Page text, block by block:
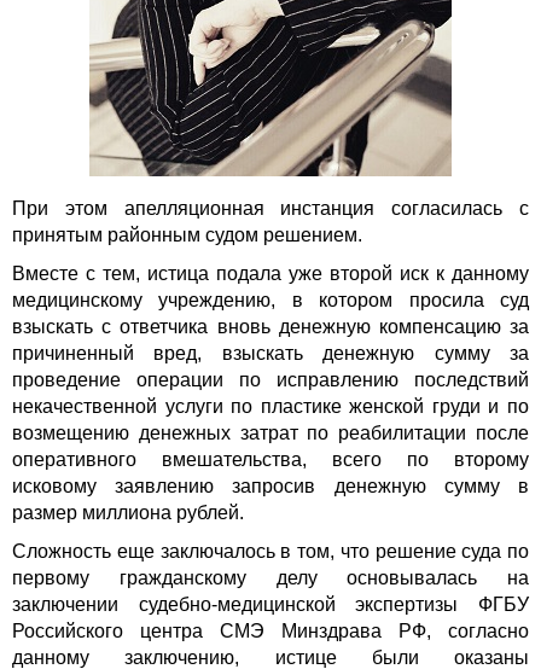
При этом апелляционная инстанция согласилась с
принятым районным судом решением.
Вместе с тем, истица подала уже второй иск к данному
медицинскому учреждению, в котором просила суд
взыскать с ответчика вновь денежную компенсацию за
причиненный вред, взыскать денежную сумму за
проведение операции по исправлению последствий
некачественной услуги по пластике женской груди и по
возмещению денежных затрат по реабилитации после
оперативного вмешательства, всего по второму
исковому заявлению запросив денежную сумму в
размер миллиона рублей.
Сложность еще заключалось в том, что решение суда по
первому гражданскому делу основывалась на
заключении судебно-медицинской экспертизы ФГБУ
Российского центра СМЭ Минздрава РФ, согласно
данному заключению, истице были оказаны